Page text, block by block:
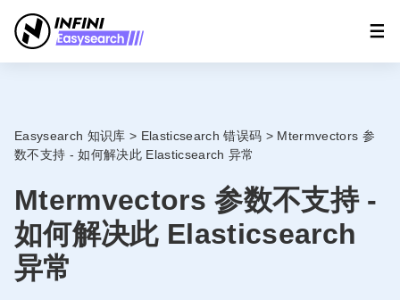
Easysearch 知识库 > Elasticsearch 错误码 > Mtermvectors 参
数不支持 - 如何解决此 Elasticsearch 异常
Mtermvectors 参数不支持 -
如何解决此 Elasticsearch
异常